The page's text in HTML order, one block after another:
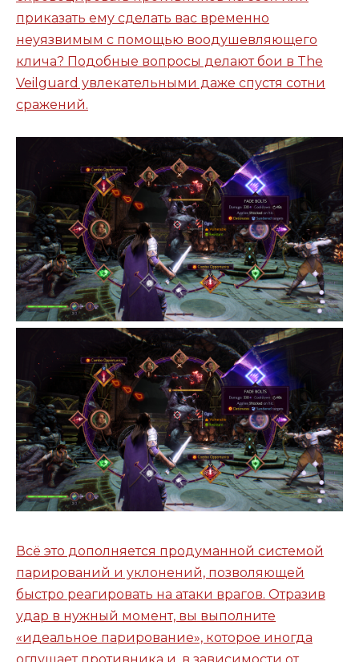
приказать ему сделать вас временно
неуязвимым с помощью воодушевляющего
клича? Подобные вопросы делают бои в The
Veilguard увлекательными даже спустя сотни
сражений.
Всё это дополняется продуманной системой
парирований и уклонений, позволяющей
быстро реагировать на атаки врагов. Отразив
удар в нужный момент, вы выполните
«идеальное парирование», которое иногда
оглушает противника и, в зависимости от